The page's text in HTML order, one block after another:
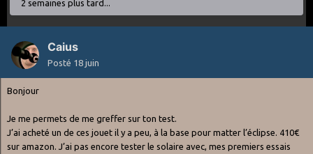
2 semaines plus tard...
Caius
Posté 18 juin
Bonjour
Je me permets de me greffer sur ton test.
J’ai acheté un de ces jouet il y a peu, à la base pour matter l’éclipse. 410€
sur amazon. J’ai pas encore tester le solaire avec, mes premiers essais